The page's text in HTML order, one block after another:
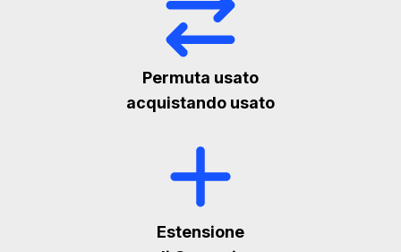
Permuta usato
acquistando usato
Estensione